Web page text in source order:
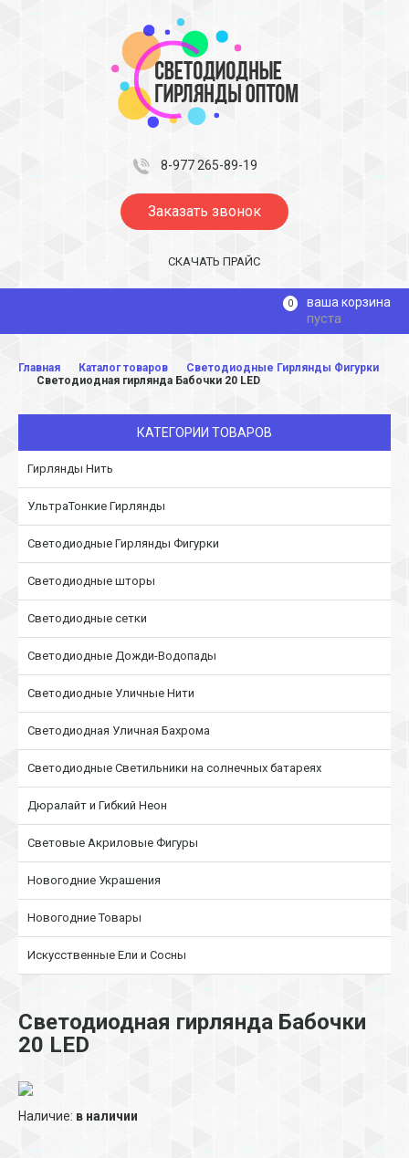
8-977 265-89-19
Заказать звонок
СКАЧАТЬ ПРАЙС
0 ваша корзина
пуста
Главная Каталог товаров
Светодиодные Гирлянды Фигурки
Светодиодная гирлянда Бабочки 20 LED
КАТЕГОРИИ ТОВАРОВ
Гирлянды Нить
УльтраТонкие Гирлянды
Светодиодные Гирлянды Фигурки
Светодиодные шторы
Светодиодные сетки
Светодиодные Дожди-Водопады
Светодиодные Уличные Нити
Светодиодная Уличная Бахрома
Светодиодные Светильники на солнечных батареях
Дюралайт и Гибкий Неон
Световые Акриловые Фигуры
Новогодние Украшения
Новогодние Товары
Искусственные Ели и Сосны
Светодиодная гирлянда Бабочки
20 LED
Наличие: в наличии